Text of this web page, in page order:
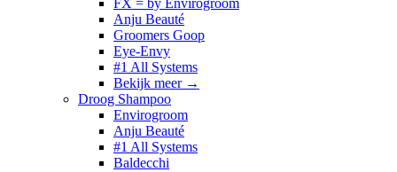
FX = by Envirogroom
Anju Beauté
Groomers Goop
Eye-Envy
#1 All Systems
Bekijk meer →
Droog Shampoo
Envirogroom
Anju Beauté
#1 All Systems
Baldecchi